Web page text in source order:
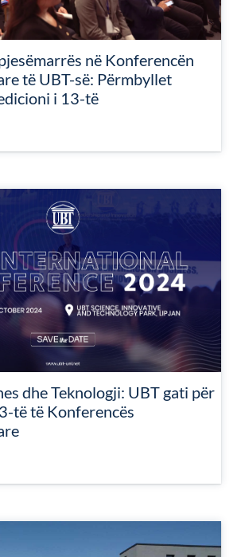
në Konferencën
të UBT-së: Përmbyllet
i 13-të
dhe Teknologji: UBT gati për
të të Konferencës